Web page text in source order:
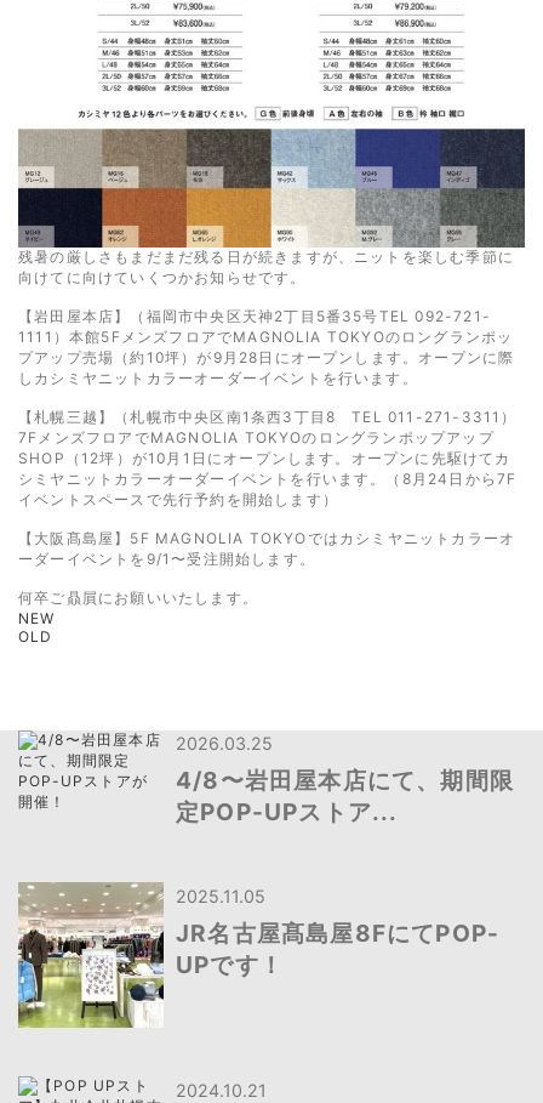
残暑の厳しさもまだまだ残る日が続きますが、ニットを楽しむ季節に
向けてに向けていくつかお知らせです。
【岩田屋本店】（福岡市中央区天神2丁目5番35号TEL 092-721-
1111）本館5FメンズフロアでMAGNOLIA TOKYOのロングランポッ
プアップ売場（約10坪）が9月28日にオープンします。オープンに際
しカシミヤニットカラーオーダーイベントを行います。
【札幌三越】（札幌市中央区南1条西3丁目8 TEL 011-271-3311）
7FメンズフロアでMAGNOLIA TOKYOのロングランポップアップ
SHOP（12坪）が10月1日にオープンします。オープンに先駆けてカ
シミヤニットカラーオーダーイベントを行います。（8月24日から7F
イベントスペースで先行予約を開始します）
【大阪髙島屋】5F MAGNOLIA TOKYOではカシミヤニットカラーオ
ーダーイベントを9/1〜受注開始します。
何卒ご贔屓にお願いいたします。
NEW
OLD
4/8〜岩田屋本店にて、期間限
定POP-UPストア...
2026.03.25
JR名古屋髙島屋8FにてPOP-
UPです！
2025.11.05
2024.10.21